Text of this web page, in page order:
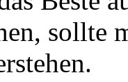
sollte